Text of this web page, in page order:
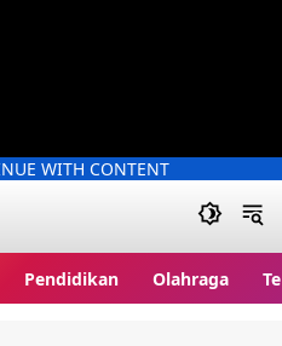
WITH CONTENT
Pendidikan Olahraga